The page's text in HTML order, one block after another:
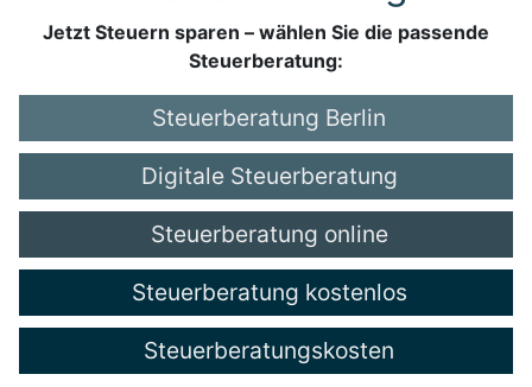
Jetzt Steuern sparen – wählen Sie die passende
Steuerberatung:
Steuerberatung Berlin
Digitale Steuerberatung
Steuerberatung online
Steuerberatung kostenlos
Steuerberatungskosten